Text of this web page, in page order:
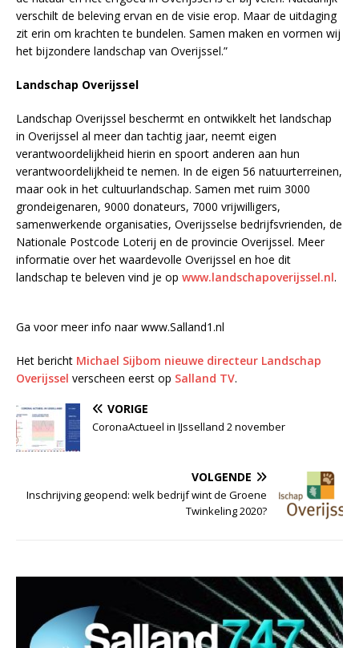
verschilt de beleving ervan en de visie erop. Maar de uitdaging
zit erin om krachten te bundelen. Samen maken en vormen wij
het bijzondere landschap van Overijssel.”
Landschap Overijssel
Landschap Overijssel beschermt en ontwikkelt het landschap
in Overijssel al meer dan tachtig jaar, neemt eigen
verantwoordelijkheid hierin en spoort anderen aan hun
verantwoordelijkheid te nemen. In de eigen 56 natuurterreinen,
maar ook in het cultuurlandschap. Samen met ruim 3000
grondeigenaren, 9000 donateurs, 7000 vrijwilligers,
samenwerkende organisaties, Overijsselse bedrijfsvrienden, de
Nationale Postcode Loterij en de provincie Overijssel. Meer
informatie over het waardevolle Overijssel en hoe dit
landschap te beleven vind je op www.landschapoverijssel.nl.
Ga voor meer info naar www.Salland1.nl
Het bericht Michael Sijbom nieuwe directeur Landschap
Overijssel verscheen eerst op Salland TV.
VORIGE
CoronaActueel in IJsselland 2 november
VOLGENDE
Inschrijving geopend: welk bedrijf wint de Groene
Twinkeling 2020?